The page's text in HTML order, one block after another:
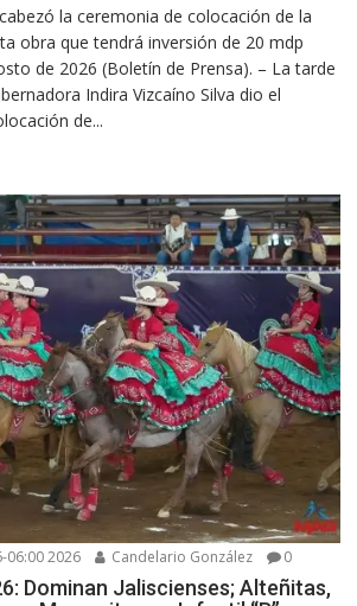
la ceremonia de colocación de la
obra que tendrá inversión de 20 mdp
de 2026 (Boletín de Prensa). – La tarde
Indira Vizcaíno Silva dio el
de...
06:00 2026 Candelario González 0
Dominan Jaliscienses; Alteñitas,